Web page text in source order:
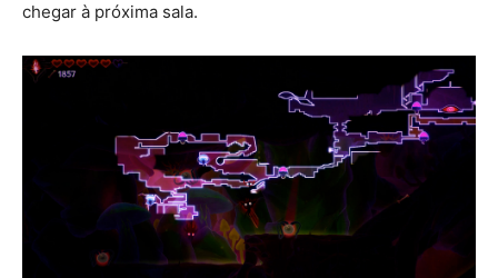
chegar à próxima sala.